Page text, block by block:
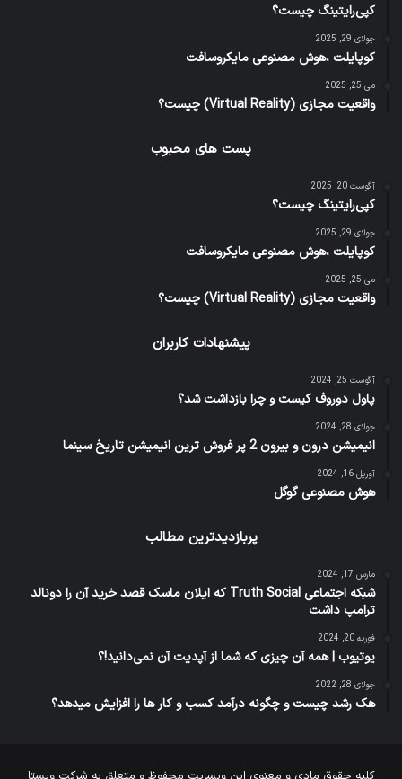
کپی‌رایتینگ چیست؟
جولای 29, 2025
کوپایلت ،هوش مصنوعی مایکروسافت
می 25, 2025
واقعیت مجازی (Virtual Reality) چیست؟
پست های محبوب
آگوست 20, 2025
کپی‌رایتینگ چیست؟
جولای 29, 2025
کوپایلت ،هوش مصنوعی مایکروسافت
می 25, 2025
واقعیت مجازی (Virtual Reality) چیست؟
پیشنهادات کاربران
آگوست 25, 2024
پاول دوروف کیست و چرا بازداشت شد؟
جولای 28, 2024
انیمیشن درون و بیرون 2 پر فروش ترین انیمیشن تاریخ سینما
آوریل 16, 2024
هوش مصنوعی گوگل
پربازدیدترین مطالب
مارس 17, 2024
شبکه اجتماعی Truth Social که ایلان ماسک قصد خرید آن را دونالد
ترامپ داشت
فوریه 20, 2024
یوتیوب | همه آن چیزی که شما از آپدیت آن نمی‌دانید!؟
جولای 28, 2022
هک رشد چیست و چگونه درآمد کسب و کار ها را افزایش میدهد؟